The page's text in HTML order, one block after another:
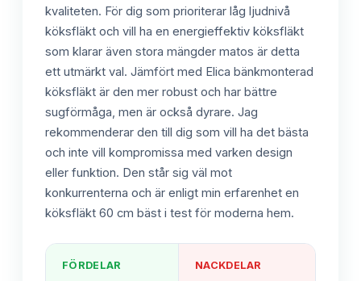
kvaliteten. För dig som prioriterar låg ljudnivå
köksfläkt och vill ha en energieffektiv köksfläkt
som klarar även stora mängder matos är detta
ett utmärkt val. Jämfört med Elica bänkmonterad
köksfläkt är den mer robust och har bättre
sugförmåga, men är också dyrare. Jag
rekommenderar den till dig som vill ha det bästa
och inte vill kompromissa med varken design
eller funktion. Den står sig väl mot
konkurrenterna och är enligt min erfarenhet en
köksfläkt 60 cm bäst i test för moderna hem.
FÖRDELAR NACKDELAR